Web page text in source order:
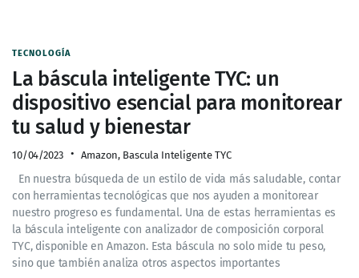
TECNOLOGÍA
La báscula inteligente TYC: un
dispositivo esencial para monitorear
tu salud y bienestar
10/04/2023 Amazon, Bascula Inteligente TYC
En nuestra búsqueda de un estilo de vida más saludable, contar
con herramientas tecnológicas que nos ayuden a monitorear
nuestro progreso es fundamental. Una de estas herramientas es
la báscula inteligente con analizador de composición corporal
TYC, disponible en Amazon. Esta báscula no solo mide tu peso,
sino que también analiza otros aspectos importantes